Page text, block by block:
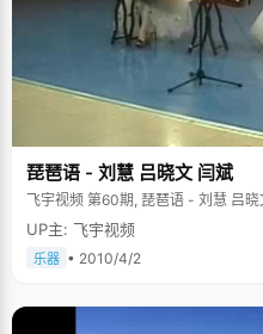
琵琶语 - 刘慧 吕晓文 闫斌
飞宇视频 第60期, 琵琶语 - 刘慧 吕晓
UP主: 飞宇视频
乐器 • 2010/4/2